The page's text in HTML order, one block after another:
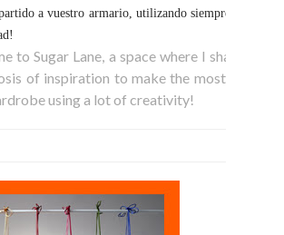
a vuestro armario, utilizando siempre la
to Sugar Lane, a space where I share
of inspiration to make the most of
using a lot of creativity!